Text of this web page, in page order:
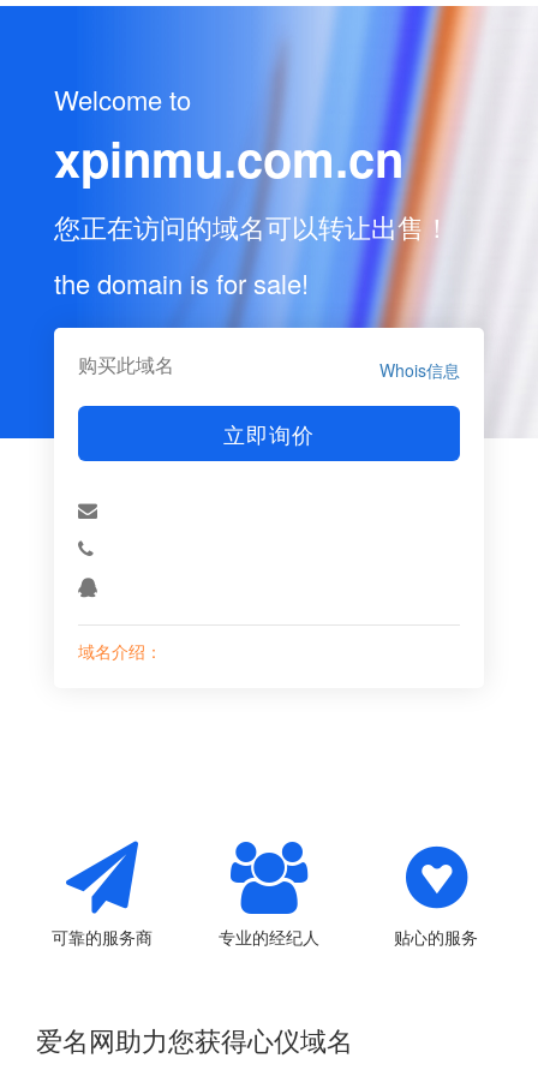
Welcome to
xpinmu.com.cn
您正在访问的域名可以转让出售！
the domain is for sale!
购买此域名 Whois信息
立即询价
域名介绍：
可靠的服务商 专业的经纪人 贴心的服务
爱名网助力您获得心仪域名